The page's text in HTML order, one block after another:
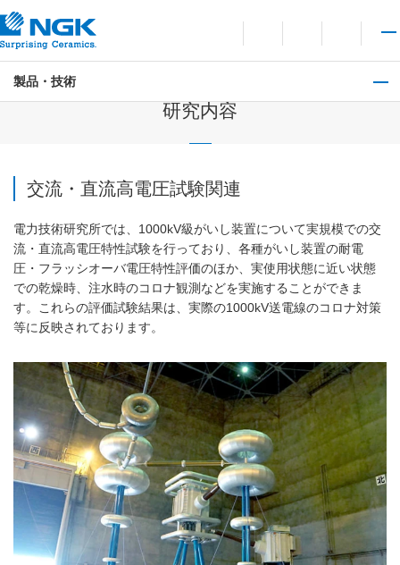
言語切り替えメニュー
サイト内検索を開
お問い合わせ
メイ
製品・技術
研究内容
交流・直流高電圧試験関連
電力技術研究所では、1000kV級がいし装置について実規模での交
流・直流高電圧特性試験を行っており、各種がいし装置の耐電
圧・フラッシオーバ電圧特性評価のほか、実使用状態に近い状態
での乾燥時、注水時のコロナ観測などを実施することができま
す。これらの評価試験結果は、実際の1000kV送電線のコロナ対策
等に反映されております。